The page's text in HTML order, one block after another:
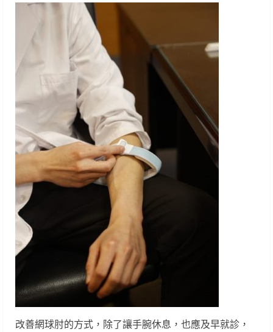
改善網球肘的方式，除了讓手腕休息，也應及早就診，